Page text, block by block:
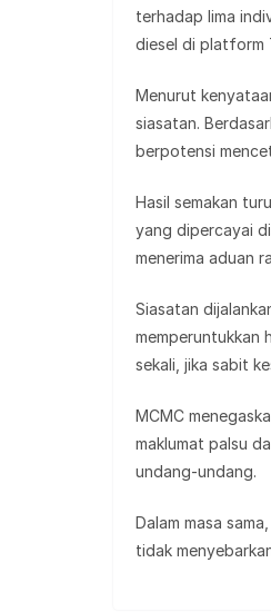
terhadap lima
diesel di platform
Menurut
siasatan.
berpotensi
Hasil semakan
yang dipercayai
menerima aduan
Siasatan
memperuntukkan
sekali, jika sabit
MCMC
maklumat palsu
undang-undang.
Dalam masa
tidak